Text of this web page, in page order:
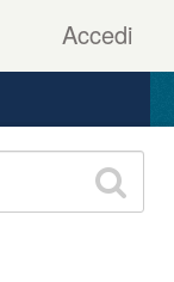
Accedi